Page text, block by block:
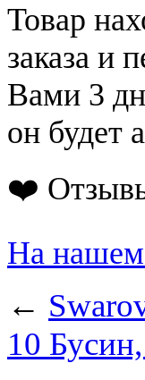
Товар
заказа и
Вами 3
он будет
❤️
На нашем
←
10